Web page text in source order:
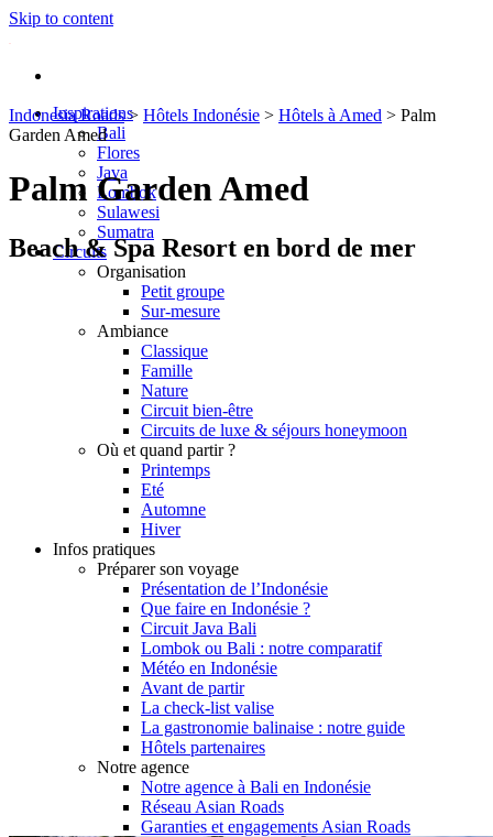
Skip to content
Inspirations
Bali
Flores
Java
Lombok
Sulawesi
Sumatra
Circuits
Organisation
Petit groupe
Sur-mesure
Ambiance
Classique
Famille
Nature
Circuit bien-être
Circuits de luxe & séjours honeymoon
Où et quand partir ?
Printemps
Eté
Automne
Hiver
Infos pratiques
Préparer son voyage
Présentation de l’Indonésie
Que faire en Indonésie ?
Circuit Java Bali
Lombok ou Bali : notre comparatif
Météo en Indonésie
Avant de partir
La check-list valise
La gastronomie balinaise : notre guide
Hôtels partenaires
Notre agence
Notre agence à Bali en Indonésie
Réseau Asian Roads
Garanties et engagements Asian Roads
Indonesia Roads > Hôtels Indonésie > Hôtels à Amed > Palm
Garden Amed
Palm Garden Amed
Beach & Spa Resort en bord de mer